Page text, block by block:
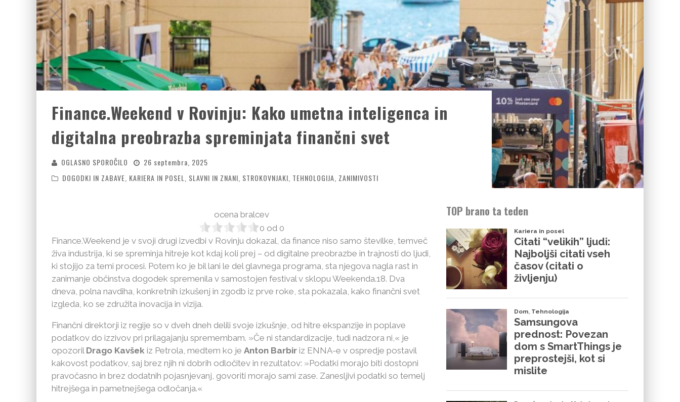
Finance.Weekend v Rovinju: Kako umetna inteligenca in
digitalna preobrazba spreminjata finančni svet
OGLASNO SPOROČILO
26 septembra, 2025
DOGODKI IN ZABAVE KARIERA IN POSEL SLAVNI IN ZNANI STROKOVNJAKI TEHNOLOGIJA ZANIMIVOSTI
ocena bralcev
0 od 0
Finance.Weekend je v svoji drugi izvedbi v Rovinju dokazal, da finance niso samo številke, temveč
živa industrija, ki se spreminja hitreje kot kdaj koli prej – od digitalne preobrazbe in trajnosti do ljudi,
ki stojijo za temi procesi. Potem ko je bil lani le del glavnega programa, sta njegova nagla rast in
zanimanje občinstva dogodek spremenila v samostojen festival v sklopu Weekenda.18. Dva
dneva, polna navdiha, konkretnih izkušenj in zgodb iz prve roke, sta pokazala, kako finančni svet
izgleda, ko se združita inovacija in vizija.
Finančni direktorji iz regije so v dveh dneh delili svoje izkušnje, od hitre ekspanzije in poplave
podatkov do izzivov pri prilagajanju spremembam. »Če ni standardizacije, tudi nadzora ni,« je
opozoril Drago Kavšek iz Petrola, medtem ko je Anton Barbir iz ENNA-e v ospredje postavil
kakovost podatkov, saj brez njih ni dobrih odločitev in rezultatov: »Podatki morajo biti dostopni
pravočasno in brez dodatnih pojasnjevanj, govoriti morajo sami zase. Zanesljivi podatki so temelj
hitrejšega in pametnejšega odločanja.«
TOP brano ta teden